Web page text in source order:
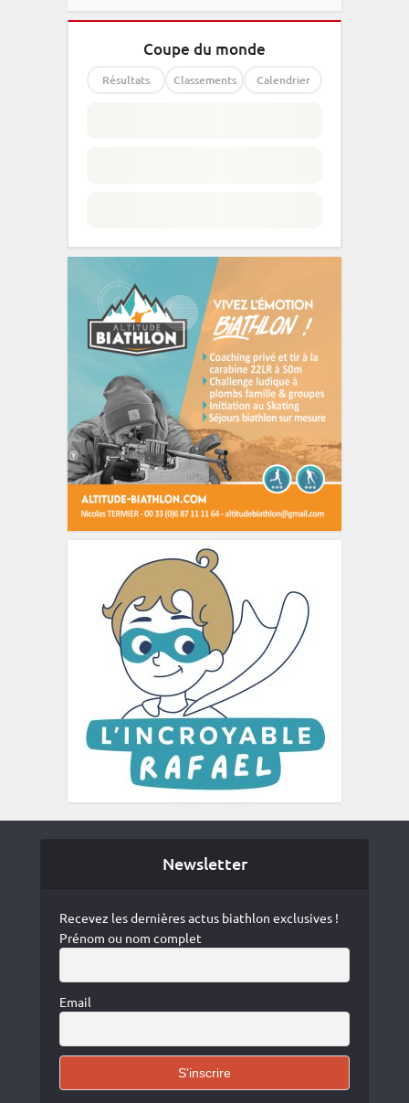
Coupe du monde
Résultats Classements Calendrier
Newsletter
Recevez les dernières actus biathlon exclusives !
Prénom ou nom complet
Email